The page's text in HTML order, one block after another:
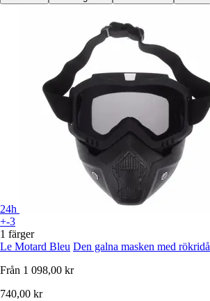
24h
+-3
1 färger
Le Motard Bleu Den galna masken med rökridå
Från 1 098,00 kr
740,00 kr